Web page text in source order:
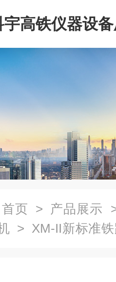
宇高铁仪器设
首页 > 产品展示
> XM-II新标准